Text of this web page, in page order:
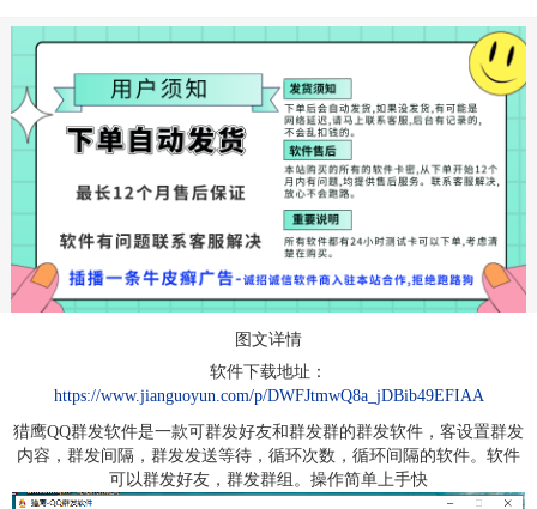
图文详情
软件下载地址：
https://www.jianguoyun.com/p/DWFJtmwQ8a_jDBib49EFIAA
猎鹰QQ群发软件是一款可群发好友和群发群的群发软件，客设置群发
内容，群发间隔，群发发送等待，循环次数，循环间隔的软件。软件
可以群发好友，群发群组。操作简单上手快